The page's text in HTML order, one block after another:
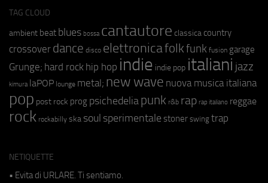
TAG CLOUD
ambient beat blues bossa cantautore classica country
crossover dance disco elettronicafolkfunk fusion garage
Grunge; hard rock hip hop indie indie pop italiani jazz
kimura laPOP lounge metal; new wave nuova musica italiana
pop post rock prog psichedeliapunk r&b rap rap italiano reggae
rock rockabilly ska soul sperimentale stoner swing trap
NETIQUETTE
• Evita di URLARE. Ti sentiamo.